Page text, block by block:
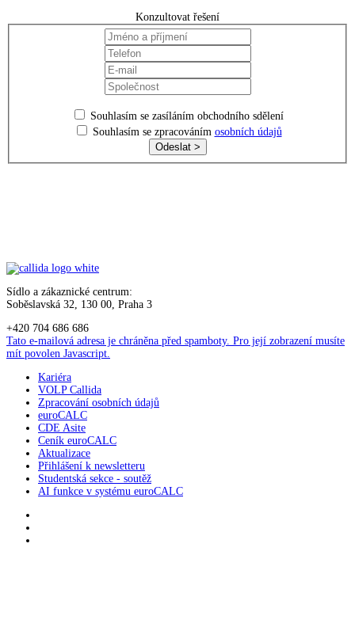
Konzultovat řešení
Souhlasím se zasíláním obchodního sdělení
Souhlasím se zpracováním osobních údajů
Odeslat >
Sídlo a zákaznické centrum:
Soběslavská 32, 130 00, Praha 3
+420 704 686 686
Tato e-mailová adresa je chráněna před spamboty. Pro její zobrazení musíte
mít povolen Javascript.
Kariéra
VOLP Callida
Zpracování osobních údajů
euroCALC
CDE Asite
Ceník euroCALC
Aktualizace
Přihlášení k newsletteru
Studentská sekce - soutěž
AI funkce v systému euroCALC